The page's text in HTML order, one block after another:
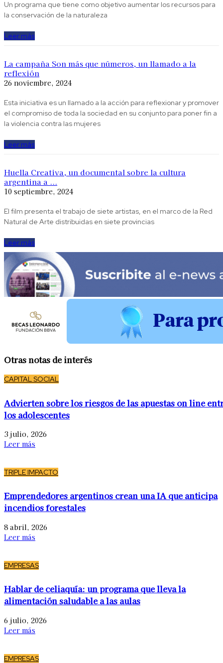
Un programa que tiene como objetivo aumentar los recursos para
la conservación de la naturaleza
Leer más
La campaña Son más que números, un llamado a la
reflexión
26 noviembre, 2024
Esta iniciativa es un llamado a la acción para reflexionar y promover
el compromiso de toda la sociedad en su conjunto para poner fin a
la violencia contra las mujeres
Leer más
Huella Creativa, un documental sobre la cultura
argentina a ...
10 septiembre, 2024
El film presenta el trabajo de siete artistas, en el marco de la Red
Natural de Arte distribuidas en siete provincias
Leer más
Otras notas de interés
CAPITAL SOCIAL
Advierten sobre los riesgos de las apuestas on line
los adolescentes
3 julio, 2026
Leer más
TRIPLE IMPACTO
Emprendedores argentinos crean una IA que anticipa
incendios forestales
8 abril, 2026
Leer más
EMPRESAS
Hablar de celiaquía: un programa que lleva la
alimentación saludable a las aulas
6 julio, 2026
Leer más
EMPRESAS